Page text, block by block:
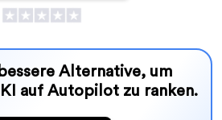
Alternative, um
KI auf Autopilot zu ranken.